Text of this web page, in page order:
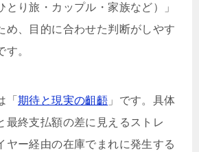
とり旅・カップル・家族など）」
め、目的に合わせた判断がしやす
。
「 期待と現実の齟齬 」です。具体
最終支払額の差に見えるストレ
ヤー経由の在庫でまれに発生する